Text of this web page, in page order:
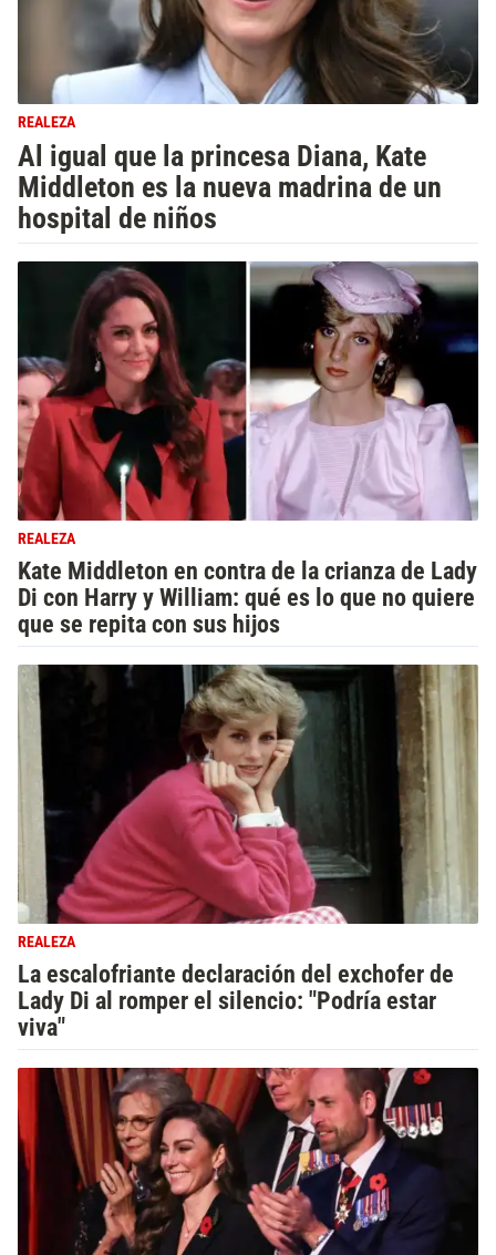
REALEZA
Al igual que la princesa Diana, Kate
Middleton es la nueva madrina de un
hospital de niños
REALEZA
Kate Middleton en contra de la crianza de Lady
Di con Harry y William: qué es lo que no quiere
que se repita con sus hijos
REALEZA
La escalofriante declaración del exchofer de
Lady Di al romper el silencio: "Podría estar
viva"